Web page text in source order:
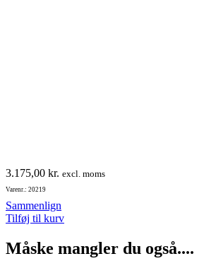
3.175,00 kr. excl. moms
Varenr.: 20219
Sammenlign
Tilføj til kurv
Måske mangler du også....